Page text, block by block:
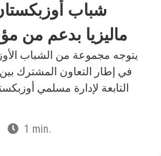
شباب
ماليزيا بدعم من
يتوجه مجموعة من الشباب
في إطار التعاون المشترك
التابعة لإدارة مسلمي
1 min.